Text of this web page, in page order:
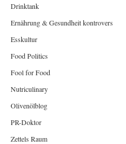
Drinktank
Ernährung & Gesundheit kontrovers
Esskultur
Food Politics
Fool for Food
Nutriculinary
Olivenölblog
PR-Doktor
Zettels Raum